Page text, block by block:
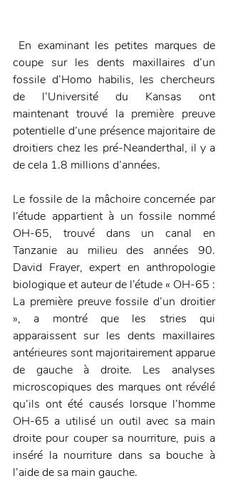
coupe sur les dents maxillaires d’un
fossile d’Homo habilis, les chercheurs
de l’Université du Kansas ont
maintenant trouvé la première preuve
potentielle d’une présence majoritaire de
droitiers chez les pré-Neanderthal, il y a
de cela 1.8 millions d’années.
Le fossile de la mâchoire concernée par
l’étude appartient à un fossile nommé
OH-65, trouvé dans un canal en
Tanzanie au milieu des années 90.
David Frayer, expert en anthropologie
biologique et auteur de l’étude « OH-65 :
La première preuve fossile d’un droitier
», a montré que les stries qui
apparaissent sur les dents maxillaires
antérieures sont majoritairement apparue
de gauche à droite. Les analyses
microscopiques des marques ont révélé
qu’ils ont été causés lorsque l’homme
OH-65 a utilisé un outil avec sa main
droite pour couper sa nourriture, puis a
inséré la nourriture dans sa bouche à
l’aide de sa main gauche.